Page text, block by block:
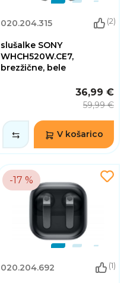
020.204.315 (2)
slušalke SONY
WHCH520W.CE7,
brezžične, bele
36,99 €
59,99 €
V košarico
-17 %
020.204.692 (1)